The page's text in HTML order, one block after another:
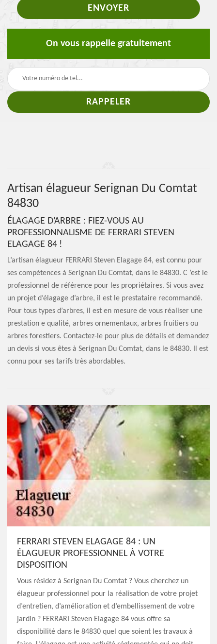
On vous rappelle gratuitement
Artisan élagueur Serignan Du Comtat
84830
ÉLAGAGE D’ARBRE : FIEZ-VOUS AU
PROFESSIONNALISME DE FERRARI STEVEN
ELAGAGE 84 !
L’artisan élagueur FERRARI Steven Elagage 84, est connu pour
ses compétences à Serignan Du Comtat, dans le 84830. C ’est le
professionnel de référence pour les propriétaires. Si vous avez
un projet d’élagage d’arbre, il est le prestataire recommandé.
Pour tous types d’arbres, il est en mesure de vous réaliser une
prestation e qualité, arbres ornementaux, arbres fruitiers ou
arbres forestiers. Contactez-le pour plus de détails et demandez
un devis si vous êtes à Serignan Du Comtat, dans le 84830. Il est
connu pour ses tarifs très abordables.
FERRARI STEVEN ELAGAGE 84 : UN
ÉLAGUEUR PROFESSIONNEL À VOTRE
DISPOSITION
Vous résidez à Serignan Du Comtat ? Vous cherchez un
élagueur professionnel pour la réalisation de votre projet
d’entretien, d’amélioration et d’embellissement de votre
jardin ? FERRARI Steven Elagage 84 vous offre sa
disponibilité dans le 84830 quel que soient les travaux à